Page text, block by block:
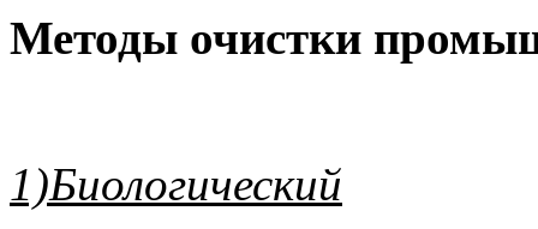
Методы очистки
1)Биологический